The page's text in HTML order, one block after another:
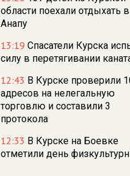
области поехали отдыхать в
Анапу
13:19 Спасатели Курска
силу в перетягивании
12:43 В Курске проверили
адресов на нелегальную
торговлю и составили 3
протокола
12:33 В Курске на Боевке
отметили день